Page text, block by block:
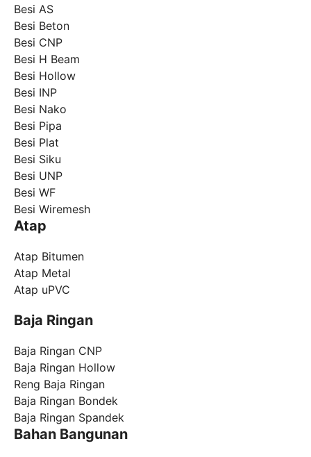
Besi AS
Besi Beton
Besi CNP
Besi H Beam
Besi Hollow
Besi INP
Besi Nako
Besi Pipa
Besi Plat
Besi Siku
Besi UNP
Besi WF
Besi Wiremesh
Atap
Atap Bitumen
Atap Metal
Atap uPVC
Baja Ringan
Baja Ringan CNP
Baja Ringan Hollow
Reng Baja Ringan
Baja Ringan Bondek
Baja Ringan Spandek
Bahan Bangunan